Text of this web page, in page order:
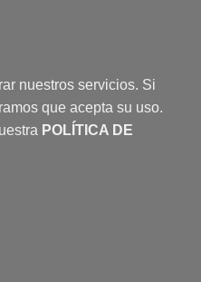
nuestros servicios. Si
que acepta su uso.
POLÍTICA DE